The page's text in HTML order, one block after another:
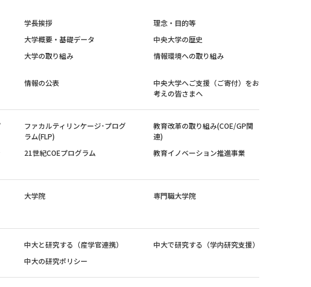
学長挨拶
理念・目的等
大学概要・基礎データ
中央大学の歴史
大学の取り組み 情報環境への取り組み
情報の公表
中央大学へご支援（ご寄付）をお
考えの皆さまへ
ファカルティリンケージ･プログ
ラム(FLP)
教育改革の取り組み(COE/GP関
連)
21世紀COEプログラム 教育イノベーション推進事業
大学院
専門職大学院
中大と研究する（産学官連携）
中大で研究する（学内研究支援）
中大の研究ポリシー